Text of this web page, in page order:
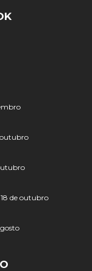
outubro
de outubro